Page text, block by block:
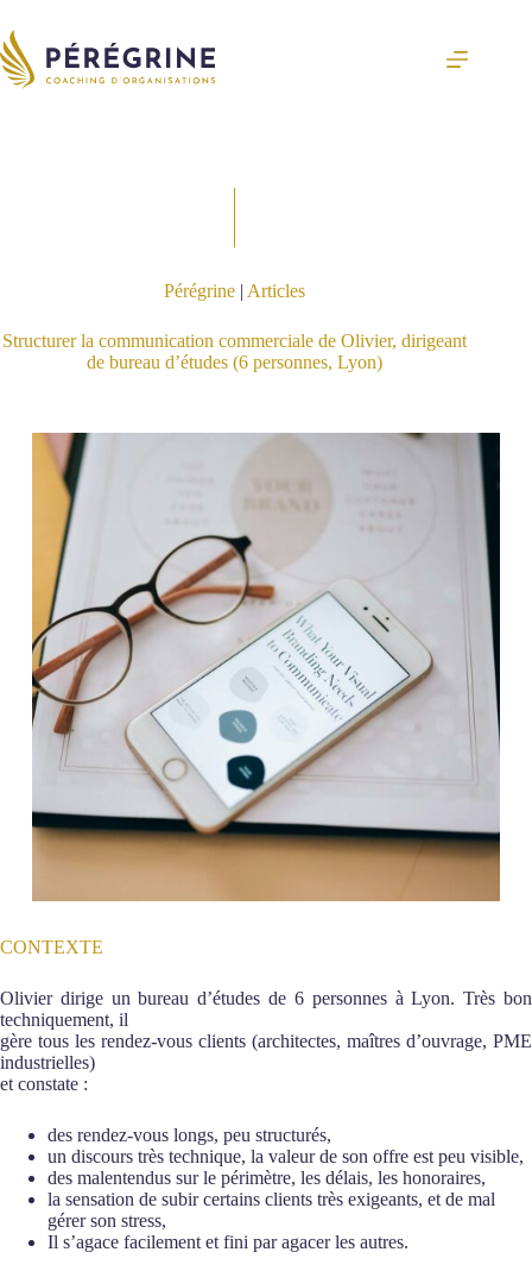
au
contenu
Pérégrine| Articles
Structurer la communication commerciale de Olivier, dirigeant
de bureau d’études (6 personnes, Lyon)
CONTEXTE
Olivier dirige un bureau d’études de 6 personnes à Lyon. Très bon
techniquement, il
gère tous les rendez-vous clients (architectes, maîtres d’ouvrage, PME
industrielles)
et constate :
des rendez-vous longs, peu structurés,
un discours très technique, la valeur de son offre est peu visible,
des malentendus sur le périmètre, les délais, les honoraires,
la sensation de subir certains clients très exigeants, et de mal
gérer son stress,
Il s’agace facilement et fini par agacer les autres.